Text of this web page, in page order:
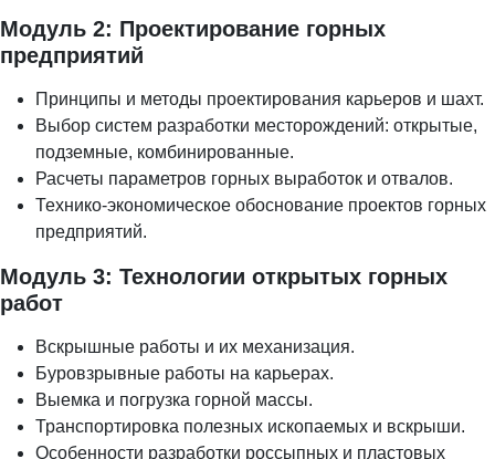
Модуль 2: Проектирование горных
предприятий
Принципы и методы проектирования карьеров и шахт.
Выбор систем разработки месторождений: открытые,
подземные, комбинированные.
Расчеты параметров горных выработок и отвалов.
Технико-экономическое обоснование проектов горных
предприятий.
Модуль 3: Технологии открытых горных
работ
Вскрышные работы и их механизация.
Буровзрывные работы на карьерах.
Выемка и погрузка горной массы.
Транспортировка полезных ископаемых и вскрыши.
Особенности разработки россыпных и пластовых